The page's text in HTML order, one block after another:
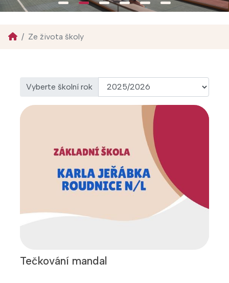
Ze života školy
Vyberte školní rok
Tečkování mandal